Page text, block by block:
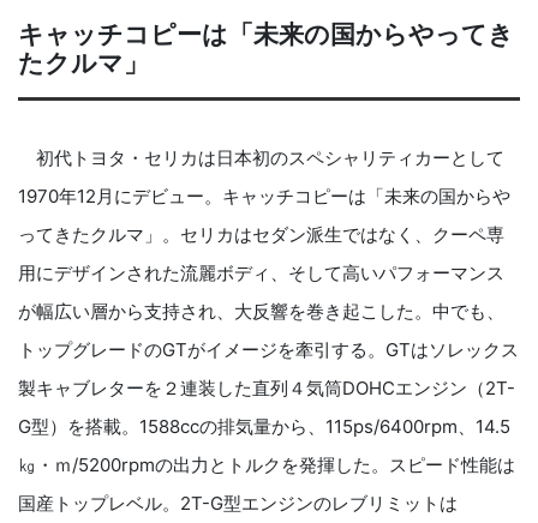
キャッチコピーは「未来の国からやってき
たクルマ」
初代トヨタ・セリカは日本初のスペシャリティカーとして
1970年12月にデビュー。キャッチコピーは「未来の国からや
ってきたクルマ」。セリカはセダン派生ではなく、クーペ専
用にデザインされた流麗ボディ、そして高いパフォーマンス
が幅広い層から支持され、大反響を巻き起こした。中でも、
トップグレードのGTがイメージを牽引する。GTはソレックス
製キャブレターを２連装した直列４気筒DOHCエンジン（2T-
G型）を搭載。1588ccの排気量から、115ps/6400rpm、14.5
㎏・ｍ/5200rpmの出力とトルクを発揮した。スピード性能は
国産トップレベル。2T-G型エンジンのレブリミットは